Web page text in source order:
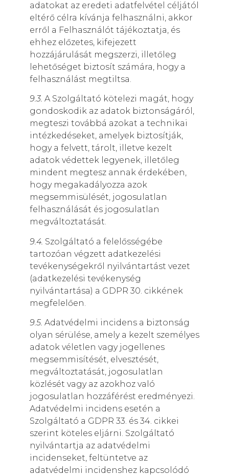
adatokat az eredeti adatfelvétel céljától
eltérő célra kívánja felhasználni, akkor
erről a Felhasználót tájékoztatja, és
ehhez előzetes, kifejezett
hozzájárulását megszerzi, illetőleg
lehetőséget biztosít számára, hogy a
felhasználást megtiltsa.
9.3. A Szolgáltató kötelezi magát, hogy
gondoskodik az adatok biztonságáról,
megteszi továbbá azokat a technikai
intézkedéseket, amelyek biztosítják,
hogy a felvett, tárolt, illetve kezelt
adatok védettek legyenek, illetőleg
mindent megtesz annak érdekében,
hogy megakadályozza azok
megsemmisülését, jogosulatlan
felhasználását és jogosulatlan
megváltoztatását.
9.4. Szolgáltató a felelősségébe
tartozóan végzett adatkezelési
tevékenységekről nyilvántartást vezet
(adatkezelési tevékenység
nyilvántartása) a GDPR 30. cikkének
megfelelően.
9.5. Adatvédelmi incidens a biztonság
olyan sérülése, amely a kezelt személyes
adatok véletlen vagy jogellenes
megsemmisítését, elvesztését,
megváltoztatását, jogosulatlan
közlését vagy az azokhoz való
jogosulatlan hozzáférést eredményezi.
Adatvédelmi incidens esetén a
Szolgáltató a GDPR 33. és 34. cikkei
szerint köteles eljárni. Szolgáltató
nyilvántartja az adatvédelmi
incidenseket, feltüntetve az
adatvédelmi incidenshez kapcsolódó